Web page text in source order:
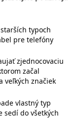
typoch
pre telefóny
zjednocovaciu
začal
veľkých značiek
vlastný typ
sedí do všetkých